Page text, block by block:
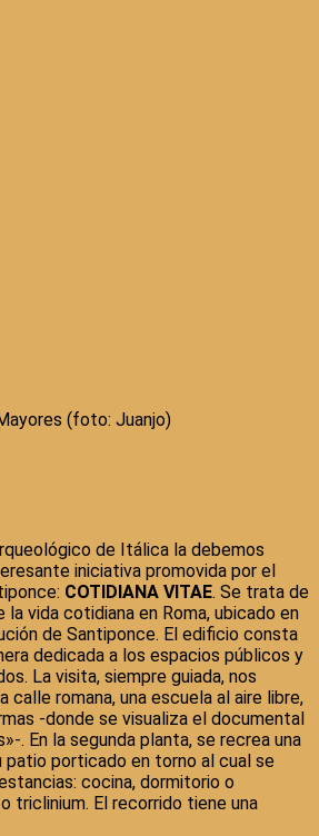
(foto: Juanjo)
de Itálica la debemos
iniciativa promovida por el
COTIDIANA VITAE. Se trata de
vida cotidiana en Roma, ubicado en
de Santiponce. El edificio consta
dedicada a los espacios públicos y
La visita, siempre guiada, nos
calle romana, una escuela al aire libre,
-donde se visualiza el documental
. En la segunda planta, se recrea una
patio porticado en torno al cual se
cocina, dormitorio o
triclinium. El recorrido tiene una